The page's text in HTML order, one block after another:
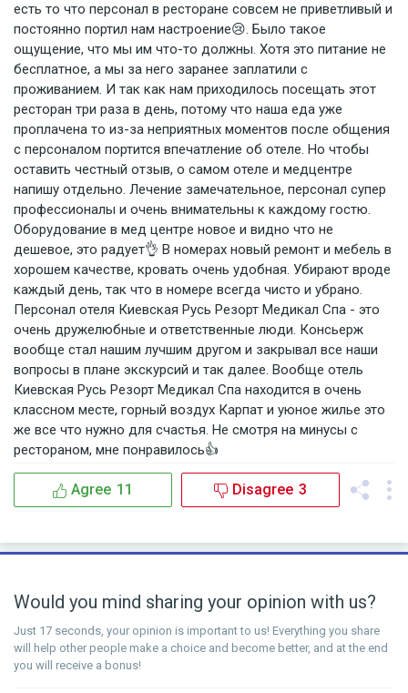
есть то что персонал в ресторане совсем не приветливый и
постоянно портил нам настроение😢. Было такое
ощущение, что мы им что-то должны. Хотя это питание не
бесплатное, а мы за него заранее заплатили с
проживанием. И так как нам приходилось посещать этот
ресторан три раза в день, потому что наша еда уже
проплачена то из-за неприятных моментов после общения
с персоналом портится впечатление об отеле. Но чтобы
оставить честный отзыв, о самом отеле и медцентре
напишу отдельно. Лечение замечательное, персонал супер
профессионалы и очень внимательны к каждому гостю.
Оборудование в мед центре новое и видно что не
дешевое, это радует👌 В номерах новый ремонт и мебель в
хорошем качестве, кровать очень удобная. Убирают вроде
каждый день, так что в номере всегда чисто и убрано.
Персонал отеля Киевская Русь Резорт Медикал Спа - это
очень дружелюбные и ответственные люди. Консьерж
вообще стал нашим лучшим другом и закрывал все наши
вопросы в плане экскурсий и так далее. Вообще отель
Киевская Русь Резорт Медикал Спа находится в очень
классном месте, горный воздух Карпат и уюное жилье это
же все что нужно для счастья. Не смотря на минусы с
рестораном, мне понравилось👍
Agree 11 Disagree 3
Would you mind sharing your opinion with us?
Just 17 seconds, your opinion is important to us! Everything you share
will help other people make a choice and become better, and at the end
you will receive a bonus!